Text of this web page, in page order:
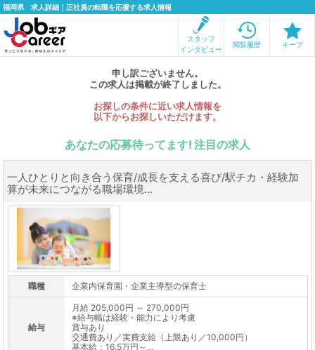
福岡県 求人詳細｜正社員の転職を応援する求人情報
スタッフ
インタビュー
閲覧履歴 キープ
申し訳ございません。
この求人は掲載が終了しました。
お探しの条件に近い求人情報を
以下からお探しいただけます。
あなたの応募待ってます! 注目の求人
一人ひとりと向き合う保育/成長を支える喜び/駅チカ・経験加
算が未来につながる職場環境...
職種 企業内保育園・企業主導型の保育士
給与
月給 205,000円 ～ 270,000円
※給与幅は経験・能力により考慮
賞与あり
交通費あり／実費支給（上限あり／10,000円）
基本給：16.5万円～...